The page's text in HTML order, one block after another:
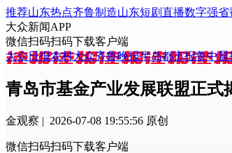
推荐山东热点齐鲁制造山东短剧直播数字强省
大众新闻APP
微信扫码扫码下载客户端
大众日报农村大众齐鲁晚报半岛都市报鲁中晨
青岛市基金产业发展联盟正式
金观察 | 2026-07-08 19:55:56 原创
微信扫码扫码下载客户端